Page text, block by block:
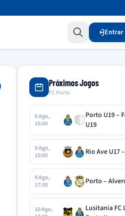
Entrar
Próximos Jogos
FC Porto
8 Ago,
16:00
Porto U19 –
U19
9 Ago,
10:00
Rio Ave U17
9 Ago,
17:00
Porto –
10 Ago,
Lusitania FC